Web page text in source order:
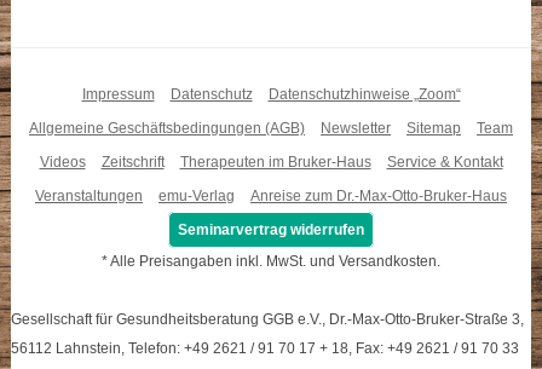
Impressum Datenschutz
Datenschutzhinweise „Zoom“
Allgemeine Geschäftsbedingungen (AGB)
Newsletter Sitemap
Team
Videos
Zeitschrift Therapeuten im Bruker-Haus
Service & Kontakt
Veranstaltungen
emu-Verlag
Anreise zum Dr.-Max-Otto-Bruker-Haus
Seminarvertrag widerrufen
* Alle Preisangaben inkl. MwSt. und Versandkosten.
Gesellschaft für Gesundheitsberatung GGB e.V., Dr.-Max-Otto-Bruker-Straße 3,
56112 Lahnstein, Telefon: +49 2621 / 91 70 17 + 18, Fax: +49 2621 / 91 70 33